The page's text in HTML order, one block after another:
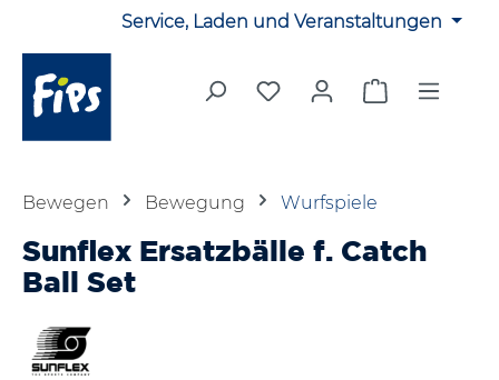
Zum Hauptinhalt springenService, Laden und Veranstaltungen
Du hast 0 Produkte auf
Warenkorb
Bewegen Bewegung Wurfspiele
Sunflex Ersatzbälle f. Catch
Ball Set